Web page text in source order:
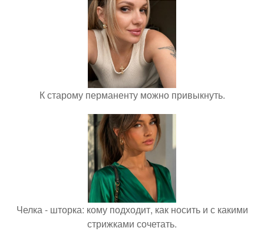
К старому перманенту можно привыкнуть.
Челка - шторка: кому подходит, как носить и с какими
стрижками сочетать.